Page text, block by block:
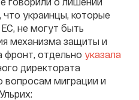
украинцы, которые
не могут быть
механизма защиты и
фронт, отдельно указала
директората
вопросам миграции и